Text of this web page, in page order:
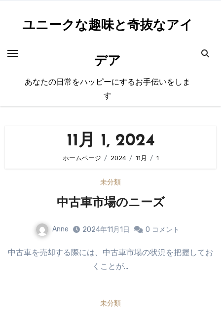
ユニークな趣味と奇抜なアイ
デア
あなたの日常をハッピーにするお手伝いをしま
す
11月 1, 2024
ホームページ 2024 11月 1
未分類
中古車市場のニーズ
Anne 2024年11月1日 0 コメント
中古車を売却する際には、中古車市場の状況を把握してお
くことが…
未分類